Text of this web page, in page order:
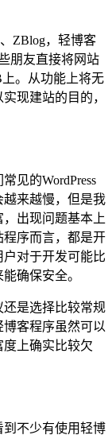
ZBlog，轻博客
朋友直接将网站
。从功能上将无
现建站的目的，
见的WordPress
来越慢，但是我
出现问题基本上
序而言，都是开
对于开发可能比
确保安全。
是选择比较常规
客程序虽然可以
上确实比较欠
不少有使用轻博